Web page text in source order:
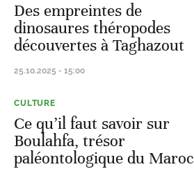
Des empreintes de
dinosaures théropodes
découvertes à Taghazout
25.10.2025 - 15:00
CULTURE
Ce qu’il faut savoir sur
Boulahfa, trésor
paléontologique du Maroc